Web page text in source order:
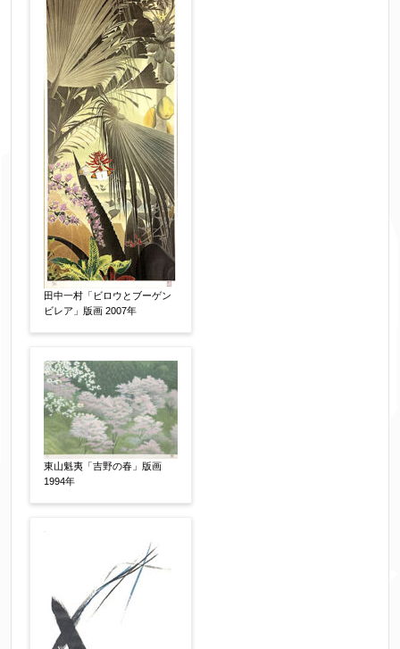
田中一村「ビロウとブーゲン
ビレア」版画 2007年
東山魁夷「吉野の春」版画
1994年